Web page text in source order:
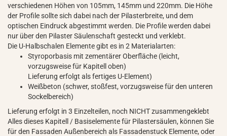
verschiedenen Höhen von 105mm, 145mm und 220mm. Die Höhe
der Profile sollte sich dabei nach der Pilasterbreite, und dem
optischen Eindruck abgestimmt werden. Die Profile werden dabei
nur über den Pilaster Säulenschaft gesteckt und verklebt.
Die U-Halbschalen Elemente gibt es in 2 Materialarten:
Styroporbasis mit zementärer Oberfläche (leicht,
vorzugsweise für Kapitell oben)
Lieferung erfolgt als fertiges U-Element)
Weißbeton (schwer, stoßfest, vorzugsweise für den unteren
Sockelbereich)
Lieferung erfolgt in 3 Einzelteilen, noch NICHT zusammengeklebt
Alles dieses Kapitell / Basiselemente für Pilastersäulen, können Sie
für den Fassaden Außenbereich als Fassadenstuck Elemente, oder